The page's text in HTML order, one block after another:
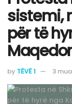
sistemi,
për të
by TËVË 1 3